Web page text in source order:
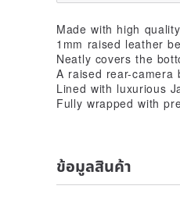
Made with high
1mm raised leather
Neatly covers the
A raised rear-camera
Lined with luxurious
Fully wrapped with
ข้อมูลสินค้า